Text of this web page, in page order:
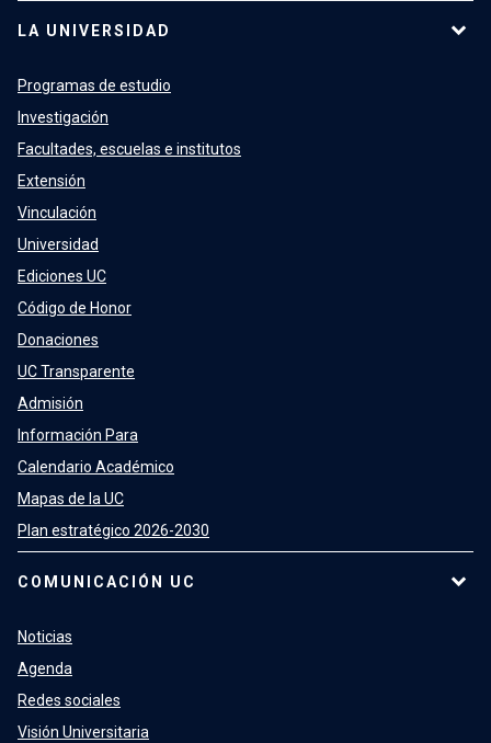
LA UNIVERSIDAD
Programas de estudio
Investigación
Facultades, escuelas e institutos
Extensión
Vinculación
Universidad
Ediciones UC
Código de Honor
Donaciones
UC Transparente
Admisión
Información Para
Calendario Académico
Mapas de la UC
Plan estratégico 2026-2030
COMUNICACIÓN UC
Noticias
Agenda
Redes sociales
Visión Universitaria